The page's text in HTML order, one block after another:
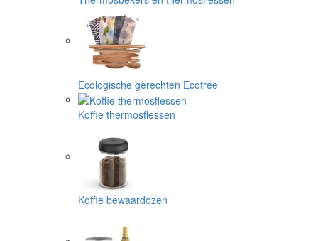
Ecologische gerechten Ecotree
Koffie thermosflessen
Koffie bewaardozen